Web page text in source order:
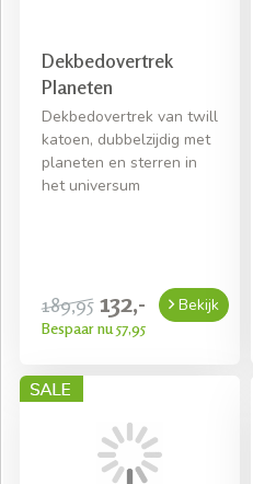
Dekbedovertrek
Planeten
Dekbedovertrek van twill
katoen, dubbelzijdig met
planeten en sterren in
het universum
189,95 132,-
Bespaar nu 57,95
Bekijk